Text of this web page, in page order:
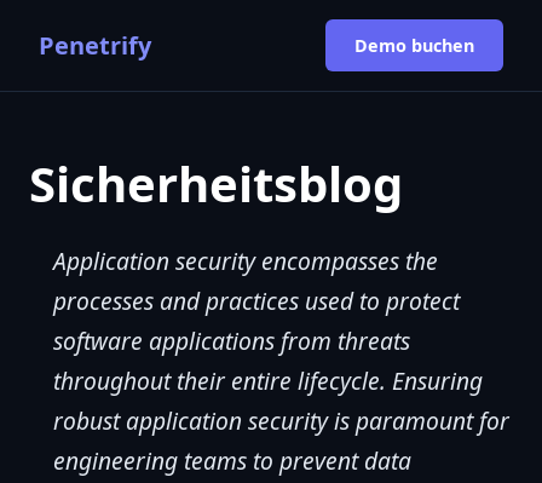
Penetrify Demo buchen
Sicherheitsblog
Application security encompasses the
processes and practices used to protect
software applications from threats
throughout their entire lifecycle. Ensuring
robust application security is paramount for
engineering teams to prevent data